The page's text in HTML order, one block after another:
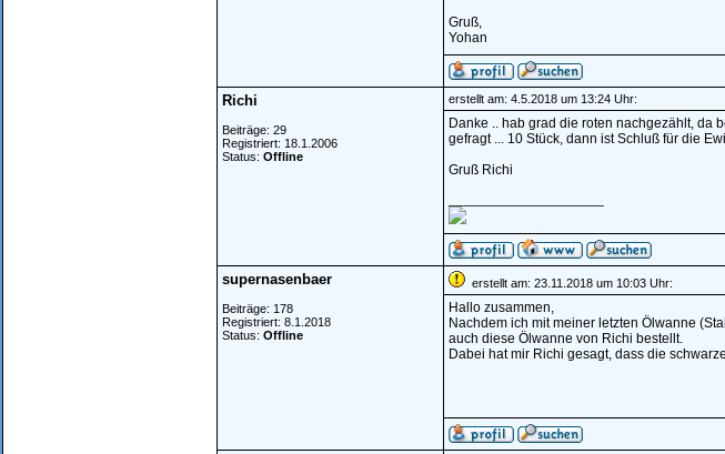
Gruß,
Yohan
Richi
Beiträge: 29
Registriert: 18.1.2006
Status: Offline
erstellt am: 4.5.2018 um 13:24 Uhr:
Danke .. hab grad die roten nachgezählt, da
gefragt ... 10 Stück, dann ist Schluß für die
Gruß Richi
supernasenbaer
Beiträge: 178
Registriert: 8.1.2018
Status: Offline
erstellt am: 23.11.2018 um 10:03 Uhr:
Hallo zusammen,
Nachdem ich mit meiner letzten Ölwanne
auch diese Ölwanne von Richi bestellt.
Dabei hat mir Richi gesagt, dass die